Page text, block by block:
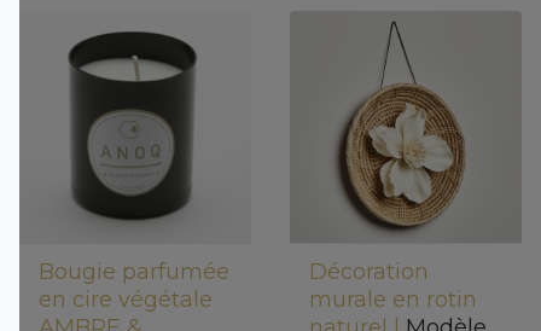
Bougie parfumée
en cire végétale
Décoration
murale en rotin